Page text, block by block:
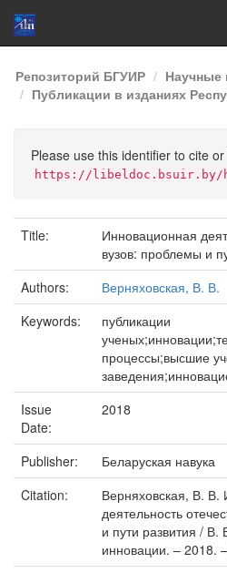
Skip
navigation
Репозиторий БГУИР
Научные
Публикации в изданиях
Please use this identifier to cite
https://libeldoc.bsuir.by/
Title:
Инновационная
вузов: проблемы и
Authors:
Верняховская, В. В.
Keywords:
публикации
процессы;высшие
Issue
Date:
2018
Publisher:
Беларуская навука
Citation:
Верняховская, В. В.
деятельность
и пути развития / В.
инновации. – 2018.